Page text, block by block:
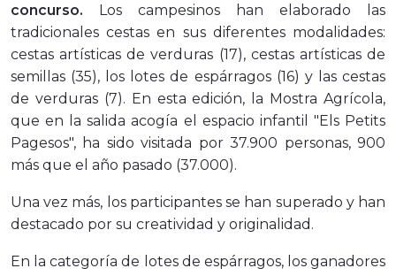
concurso. Los campesinos han elaborado las
tradicionales cestas en sus diferentes modalidades:
cestas artísticas de verduras (17), cestas artísticas de
semillas (35), los lotes de espárragos (16) y las cestas
de verduras (7). En esta edición, la Mostra Agrícola,
que en la salida acogía el espacio infantil "Els Petits
Pagesos", ha sido visitada por 37.900 personas, 900
más que el año pasado (37.000).
Una vez más, los participantes se han superado y han
destacado por su creatividad y originalidad.
En la categoría de lotes de espárragos, los ganadores